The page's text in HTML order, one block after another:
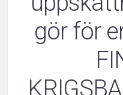
gör för